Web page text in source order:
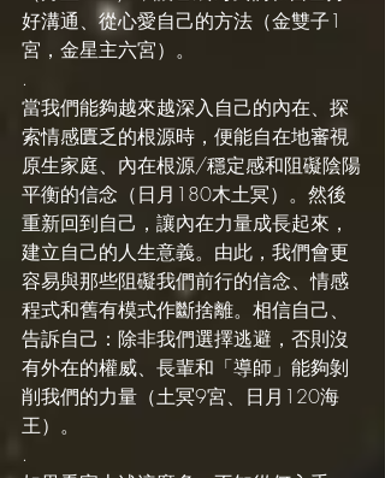
好溝通、從心愛自己的方法（金雙子1
宮，金星主六宮）。
.
當我們能夠越來越深入自己的內在、探
索情感匱乏的根源時，便能自在地審視
原生家庭、內在根源/穩定感和阻礙陰陽
平衡的信念（日月180木土冥）。然後
重新回到自己，讓內在力量成長起來，
建立自己的人生意義。由此，我們會更
容易與那些阻礙我們前行的信念、情感
程式和舊有模式作斷捨離。相信自己、
告訴自己：除非我們選擇逃避，否則沒
有外在的權威、長輩和「導師」能夠剝
削我們的力量（土冥9宮、日月120海
王）。
.